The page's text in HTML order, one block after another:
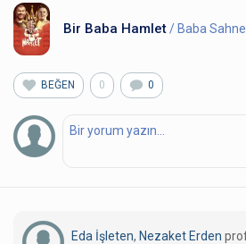
Bir Baba Hamlet/ Baba Sahne
BEĞEN 0 0
Eda İşleten, Nezaket Erden